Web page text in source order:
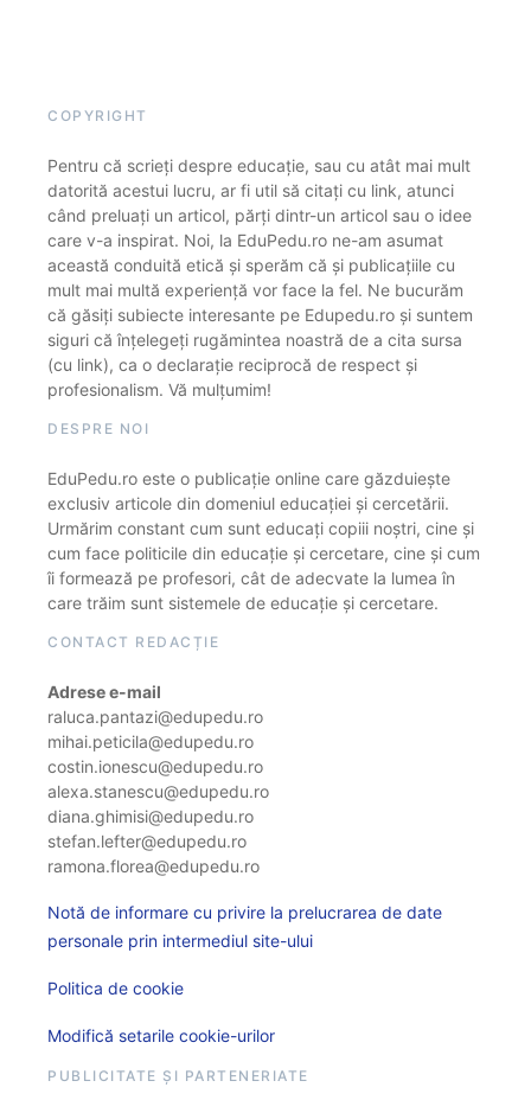
COPYRIGHT
Pentru că scrieți despre educație, sau cu atât mai mult
datorită acestui lucru, ar fi util să citați cu link, atunci
când preluați un articol, părți dintr-un articol sau o idee
care v-a inspirat. Noi, la EduPedu.ro ne-am asumat
această conduită etică și sperăm că și publicațiile cu
mult mai multă experiență vor face la fel. Ne bucurăm
că găsiți subiecte interesante pe Edupedu.ro și suntem
siguri că înțelegeți rugămintea noastră de a cita sursa
(cu link), ca o declarație reciprocă de respect și
profesionalism. Vă mulțumim!
DESPRE NOI
EduPedu.ro este o publicație online care găzduiește
exclusiv articole din domeniul educației și cercetării.
Urmărim constant cum sunt educați copiii noștri, cine și
cum face politicile din educație și cercetare, cine și cum
îi formează pe profesori, cât de adecvate la lumea în
care trăim sunt sistemele de educație și cercetare.
CONTACT REDACȚIE
Adrese e-mail
raluca.pantazi@edupedu.ro
mihai.peticila@edupedu.ro
costin.ionescu@edupedu.ro
alexa.stanescu@edupedu.ro
diana.ghimisi@edupedu.ro
stefan.lefter@edupedu.ro
ramona.florea@edupedu.ro
Notă de informare cu privire la prelucrarea de date
personale prin intermediul site-ului
Politica de cookie
Modifică setarile cookie-urilor
PUBLICITATE ȘI PARTENERIATE